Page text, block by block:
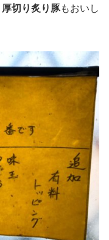
厚切り炙り豚もおいし